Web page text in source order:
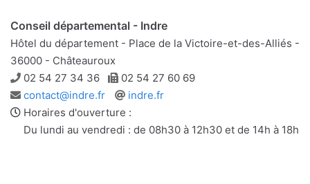
Conseil départemental - Indre
Hôtel du département - Place de la Victoire-et-des-Alliés -
36000 - Châteauroux
Téléphone
02 54 27 34 36 Télécopie
02 54 27 60 69
Adresse
e-
mail
contact@indre.fr
Site
web
indre.fr
Horaires d'ouverture :
Du lundi au vendredi : de 08h30 à 12h30 et de 14h à 18h